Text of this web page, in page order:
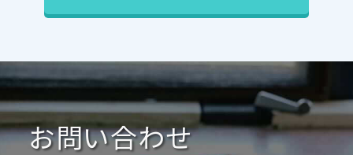
お問い合わせ